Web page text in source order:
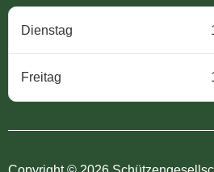
Dienstag
Freitag